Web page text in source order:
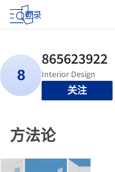
登录
关注
方法论